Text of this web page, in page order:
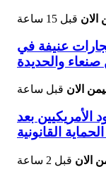
الان قبل 15 ساعة
عنيفة في
صنعاء والحديدة
الان قبل ساعة
الأمريكيين بعد
الحماية القانونية
الان قبل 2 ساعة